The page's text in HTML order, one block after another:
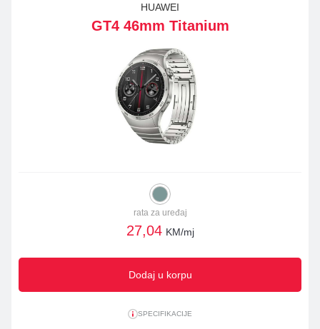
HUAWEI
GT4 46mm Titanium
rata za uređaj
27,04 KM/mj
Dodaj u korpu
SPECIFIKACIJE